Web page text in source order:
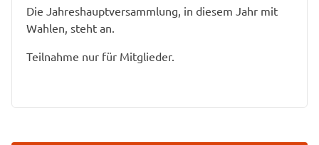
Die Jahreshauptversammlung, in diesem Jahr mit
Wahlen, steht an.
Teilnahme nur für Mitglieder.